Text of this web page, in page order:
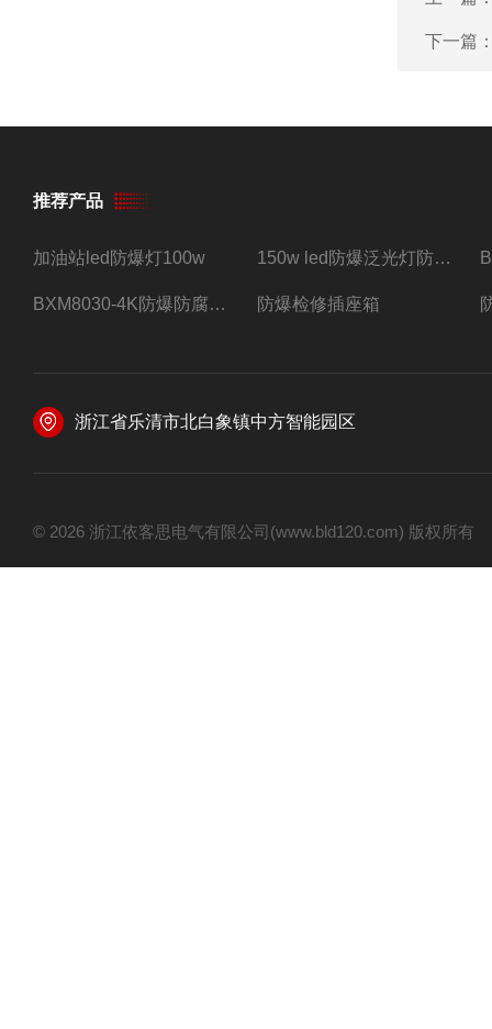
下一篇
推荐产品
加油站led防爆灯100w 150w led防爆泛光灯防水防尘防爆三防灯
BXM8030-4K防爆防腐照明配电箱四路带总开关 防爆检修插座箱
浙江省乐清市北白象镇中方智能园区
© 2026 浙江依客思电气有限公司(www.bld120.com) 版权所有